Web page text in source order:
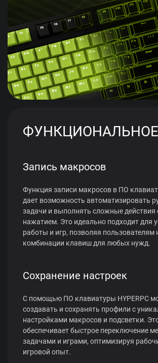
Запись макросов
Функция записи макросов в ПО
дает возможность автоматизировать
задачи и выполнять сложные
нажатием. Это идеально подходит для
работы и игр, позволяя пользователям
комбинации клавиш для любых нужд.
Сохранение настроек
С помощью ПО клавиатуры HYPERPC
создавать и сохранять профили с
настройками макросов и подсветки.
обеспечивает быстрое переключение
задачами и играми, оптимизируя
игровой опыт.